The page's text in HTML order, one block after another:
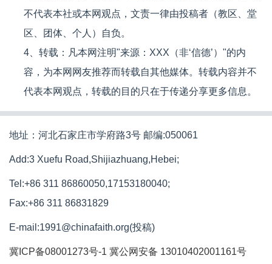
不代表本社或本网观点，文责一律由投稿者（教区、堂
区、团体、个人）自负。
4、转载：凡本网注明"来源：XXX（非‘信德’）"的内
容，为本网网友推荐而转载自其他媒体。转载内容并不
代表本网观点，转载的目的只在于传递分享更多信息。
地址：河北石家庄市学府路3号 邮编:050061
Add:3 Xuefu Road,Shijiazhuang,Hebei;
Tel:+86 311 86860050,17153180040;
Fax:+86 311 86831829
E-mail:1991@chinafaith.org(投稿)
冀ICP备08001273号-1 冀公网安备 13010402001161号